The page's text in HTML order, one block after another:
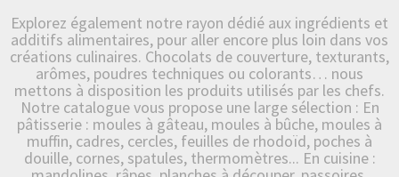
Explorez également notre rayon dédié aux ingrédients et
additifs alimentaires, pour aller encore plus loin dans vos
créations culinaires. Chocolats de couverture, texturants,
arômes, poudres techniques ou colorants… nous
mettons à disposition les produits utilisés par les chefs.
Notre catalogue vous propose une large sélection : En
pâtisserie : moules à gâteau, moules à bûche, moules à
muffin, cadres, cercles, feuilles de rhodoïd, poches à
douille, cornes, spatules, thermomètres... En cuisine :